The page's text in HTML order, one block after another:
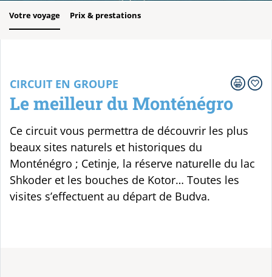
Votre voyage Prix & prestations
CIRCUIT EN GROUPE
Le meilleur du Monténégro
Ce circuit vous permettra de découvrir les plus
beaux sites naturels et historiques du
Monténégro ; Cetinje, la réserve naturelle du lac
Shkoder et les bouches de Kotor… Toutes les
visites s’effectuent au départ de Budva.